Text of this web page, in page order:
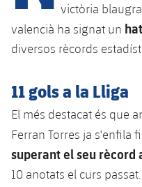
plusicon
més
Instal·lacions
Spotify Camp Nou
Palau Blaugrana
SUB13
SUB11 A
SUB11 B
SUB10 A
SUB13 B
SUB11 C
Entrades
Resultats
Classificacions
Jugadors
Base
Barça Atlètic
Cadet A
Cadet B
Infantil A
Campus Estiu
PLUSICON
MÉS
plusicon
més
Actualitat
Calendari
Barça Atlètic
Actualitat
Base
plusicon
més
victòria
valencià ha signat un
diversos rècords
11 gols a la Lliga
El més destacat és que
Ferran Torres ja s'enfila
superant el seu rècord
10 anotats el curs